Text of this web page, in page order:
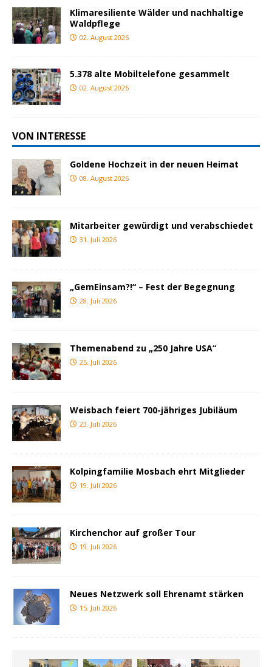
Klimaresiliente Wälder und nachhaltige
Waldpflege
02. August 2026
5.378 alte Mobiltelefone gesammelt
02. August 2026
VON INTERESSE
Goldene Hochzeit in der neuen Heimat
08. August 2026
Mitarbeiter gewürdigt und verabschiedet
31. Juli 2026
„GemEinsam?!“ – Fest der Begegnung
28. Juli 2026
Themenabend zu „250 Jahre USA“
25. Juli 2026
Weisbach feiert 700-jähriges Jubiläum
23. Juli 2026
Kolpingfamilie Mosbach ehrt Mitglieder
19. Juli 2026
Kirchenchor auf großer Tour
19. Juli 2026
Neues Netzwerk soll Ehrenamt stärken
15. Juli 2026